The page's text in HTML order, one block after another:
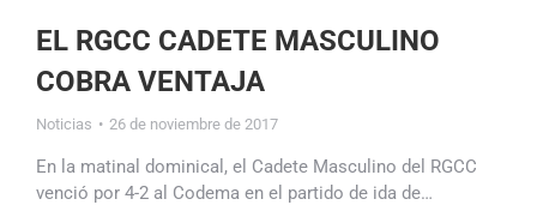
EL RGCC CADETE MASCULINO
COBRA VENTAJA
Noticias 26 de noviembre de 2017
En la matinal dominical, el Cadete Masculino del RGCC
venció por 4-2 al Codema en el partido de ida de…